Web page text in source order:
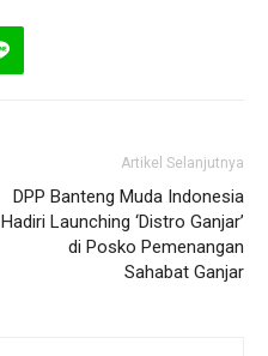
Artikel Selanjutnya
DPP Banteng Muda Indonesia
Hadiri Launching ‘Distro Ganjar’
di Posko Pemenangan
Sahabat Ganjar